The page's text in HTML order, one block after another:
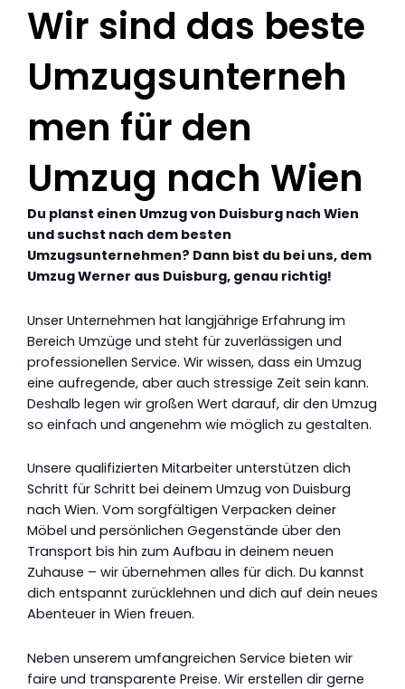
Wir sind das beste
Umzugsunterneh
men für den
Umzug nach Wien
Du planst einen Umzug von Duisburg nach Wien
und suchst nach dem besten
Umzugsunternehmen? Dann bist du bei uns, dem
Umzug Werner aus Duisburg, genau richtig!
Unser Unternehmen hat langjährige Erfahrung im
Bereich Umzüge und steht für zuverlässigen und
professionellen Service. Wir wissen, dass ein Umzug
eine aufregende, aber auch stressige Zeit sein kann.
Deshalb legen wir großen Wert darauf, dir den Umzug
so einfach und angenehm wie möglich zu gestalten.
Unsere qualifizierten Mitarbeiter unterstützen dich
Schritt für Schritt bei deinem Umzug von Duisburg
nach Wien. Vom sorgfältigen Verpacken deiner
Möbel und persönlichen Gegenstände über den
Transport bis hin zum Aufbau in deinem neuen
Zuhause – wir übernehmen alles für dich. Du kannst
dich entspannt zurücklehnen und dich auf dein neues
Abenteuer in Wien freuen.
Neben unserem umfangreichen Service bieten wir
faire und transparente Preise. Wir erstellen dir gerne